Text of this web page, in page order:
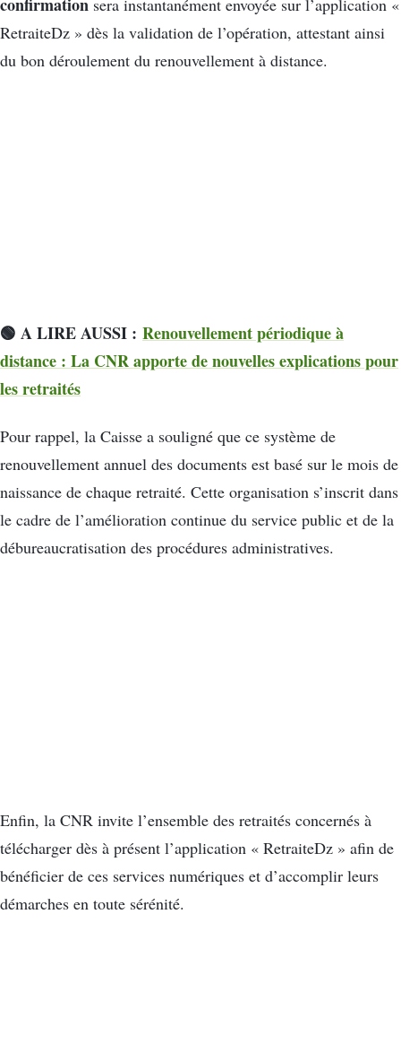
confirmation sera instantanément envoyée sur l’application «
RetraiteDz » dès la validation de l’opération, attestant ainsi
du bon déroulement du renouvellement à distance.
🟢 A LIRE AUSSI : Renouvellement périodique à
distance : La CNR apporte de nouvelles explications pour
les retraités
Pour rappel, la Caisse a souligné que ce système de
renouvellement annuel des documents est basé sur le mois de
naissance de chaque retraité. Cette organisation s’inscrit dans
le cadre de l’amélioration continue du service public et de la
débureaucratisation des procédures administratives.
Enfin, la CNR invite l’ensemble des retraités concernés à
télécharger dès à présent l’application « RetraiteDz » afin de
bénéficier de ces services numériques et d’accomplir leurs
démarches en toute sérénité.